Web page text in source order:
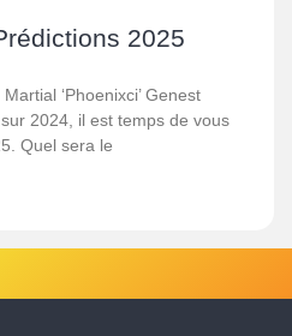
2025
‘Phoenixci’ Genest
2024, il est temps de vous
Quel sera le